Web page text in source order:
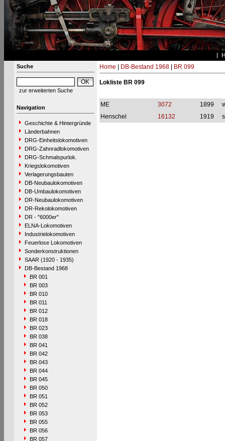
Suche
zur erweiterten Suche
Navigation
Geschichte & Hintergründe
Länderbahnen
DRG-Einheitslokomotiven
DRG-Zahnradlokomotiven
DRG-Schmalspurlok.
Kriegslokomotiven
Verlagerungsbauten
DB-Neubaulokomotiven
DB-Umbaulokomotiven
DR-Neubaulokomotiven
DR-Rekolokomotiven
DR - "6000er"
ELNA-Lokomotiven
Industrielokomotiven
Feuerlose Lokomotiven
Sonderkonstruktionen
SAAR (1920 - 1935)
DB-Bestand 1968
BR 001
BR 003
BR 010
BR 011
BR 012
BR 018
BR 023
BR 038
BR 041
BR 042
BR 043
BR 044
BR 045
BR 050
BR 051
BR 052
BR 053
BR 055
BR 056
BR 057
Home DB-Bestand 1968| BR 099
Lokliste BR 099
ME 3072 1899
Henschel
16132 1919